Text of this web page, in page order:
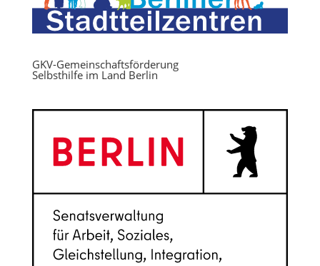
GKV-Gemeinschaftsförderung
Selbsthilfe im Land Berlin